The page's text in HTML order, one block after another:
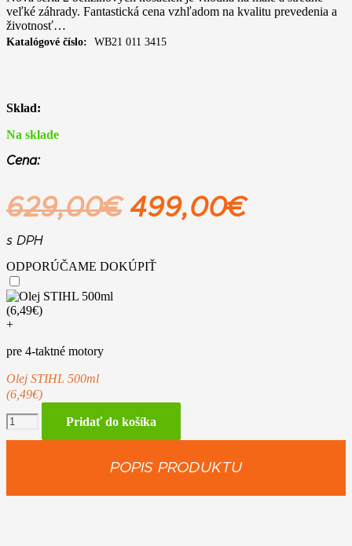
veľké záhrady. Fantastická cena vzhľadom na kvalitu prevedenia a
životnosť…
Katalógové číslo: WB21 011 3415
Sklad:
Na sklade
Cena:
629,00€ Pôvodná
bola:
499,00€
s DPH
ODPORÚČAME DOKÚPIŤ
+
pre 4-taktné motory
Olej STIHL 500ml
(6,49€)
množstvo
STIHL
Pridať do košíka
POPIS PRODUKTU